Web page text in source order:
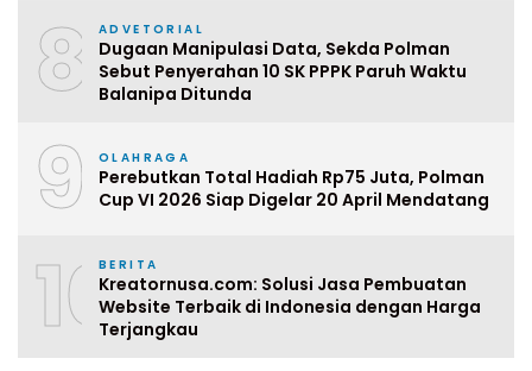
8 ADVETORIAL
Dugaan Manipulasi Data, Sekda Polman
Sebut Penyerahan 10 SK PPPK Paruh Waktu
Balanipa Ditunda
9 OLAHRAGA
Perebutkan Total Hadiah Rp75 Juta, Polman
Cup VI 2026 Siap Digelar 20 April Mendatang
10BERITA
Kreatornusa.com: Solusi Jasa Pembuatan
Website Terbaik di Indonesia dengan Harga
Terjangkau